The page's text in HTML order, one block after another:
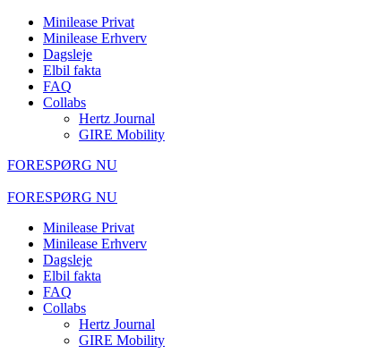
Minilease Privat
Minilease Erhverv
Dagsleje
Elbil fakta
FAQ
Collabs
Hertz Journal
GIRE Mobility
FORESPØRG NU
FORESPØRG NU
Minilease Privat
Minilease Erhverv
Dagsleje
Elbil fakta
FAQ
Collabs
Hertz Journal
GIRE Mobility